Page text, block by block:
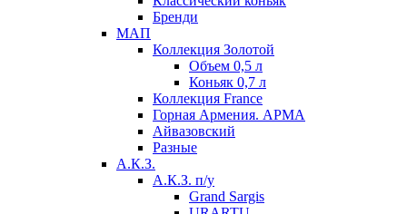
Бренди
МАП
Коллекция Золотой
Объем 0,5 л
Коньяк 0,7 л
Коллекция France
Горная Армения. АРМА
Айвазовский
Разные
А.К.З.
А.К.З. п/у
Grand Sargis